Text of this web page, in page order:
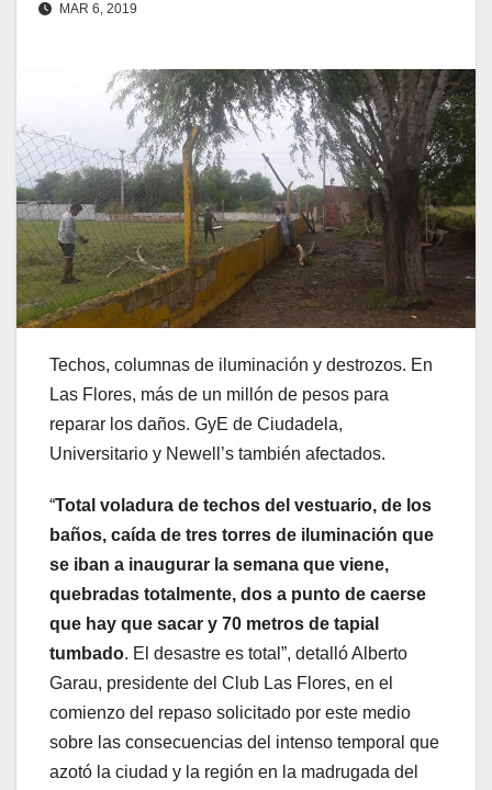
MAR 6, 2019
Techos, columnas de iluminación y destrozos. En
Las Flores, más de un millón de pesos para
reparar los daños. GyE de Ciudadela,
Universitario y Newell’s también afectados.
“Total voladura de techos del vestuario, de los
baños, caída de tres torres de iluminación que
se iban a inaugurar la semana que viene,
quebradas totalmente, dos a punto de caerse
que hay que sacar y 70 metros de tapial
tumbado. El desastre es total”, detalló Alberto
Garau, presidente del Club Las Flores, en el
comienzo del repaso solicitado por este medio
sobre las consecuencias del intenso temporal que
azotó la ciudad y la región en la madrugada del